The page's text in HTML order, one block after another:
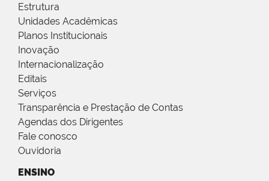
Estrutura
Unidades Acadêmicas
Planos Institucionais
Inovação
Internacionalização
Editais
Serviços
Transparência e Prestação de Contas
Agendas dos Dirigentes
Fale conosco
Ouvidoria
ENSINO